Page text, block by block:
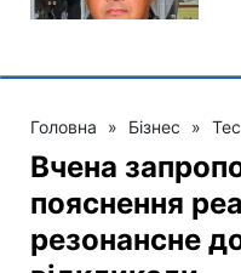
Головна » Бізнес »
Вчена
пояснення
резонансне